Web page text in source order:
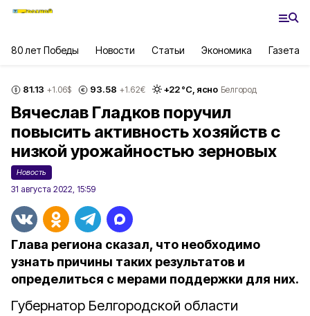
80 лет Победы Новости Статьи Экономика Газета
81.13 +1.06$ 93.58 +1.62€ +22°С, ясно Белгород
Вячеслав Гладков поручил
повысить активность хозяйств с
низкой урожайностью зерновых
Новость
31 августа 2022, 15:59
Глава региона сказал, что необходимо
узнать причины таких результатов и
определиться с мерами поддержки для них.
Губернатор Белгородской области